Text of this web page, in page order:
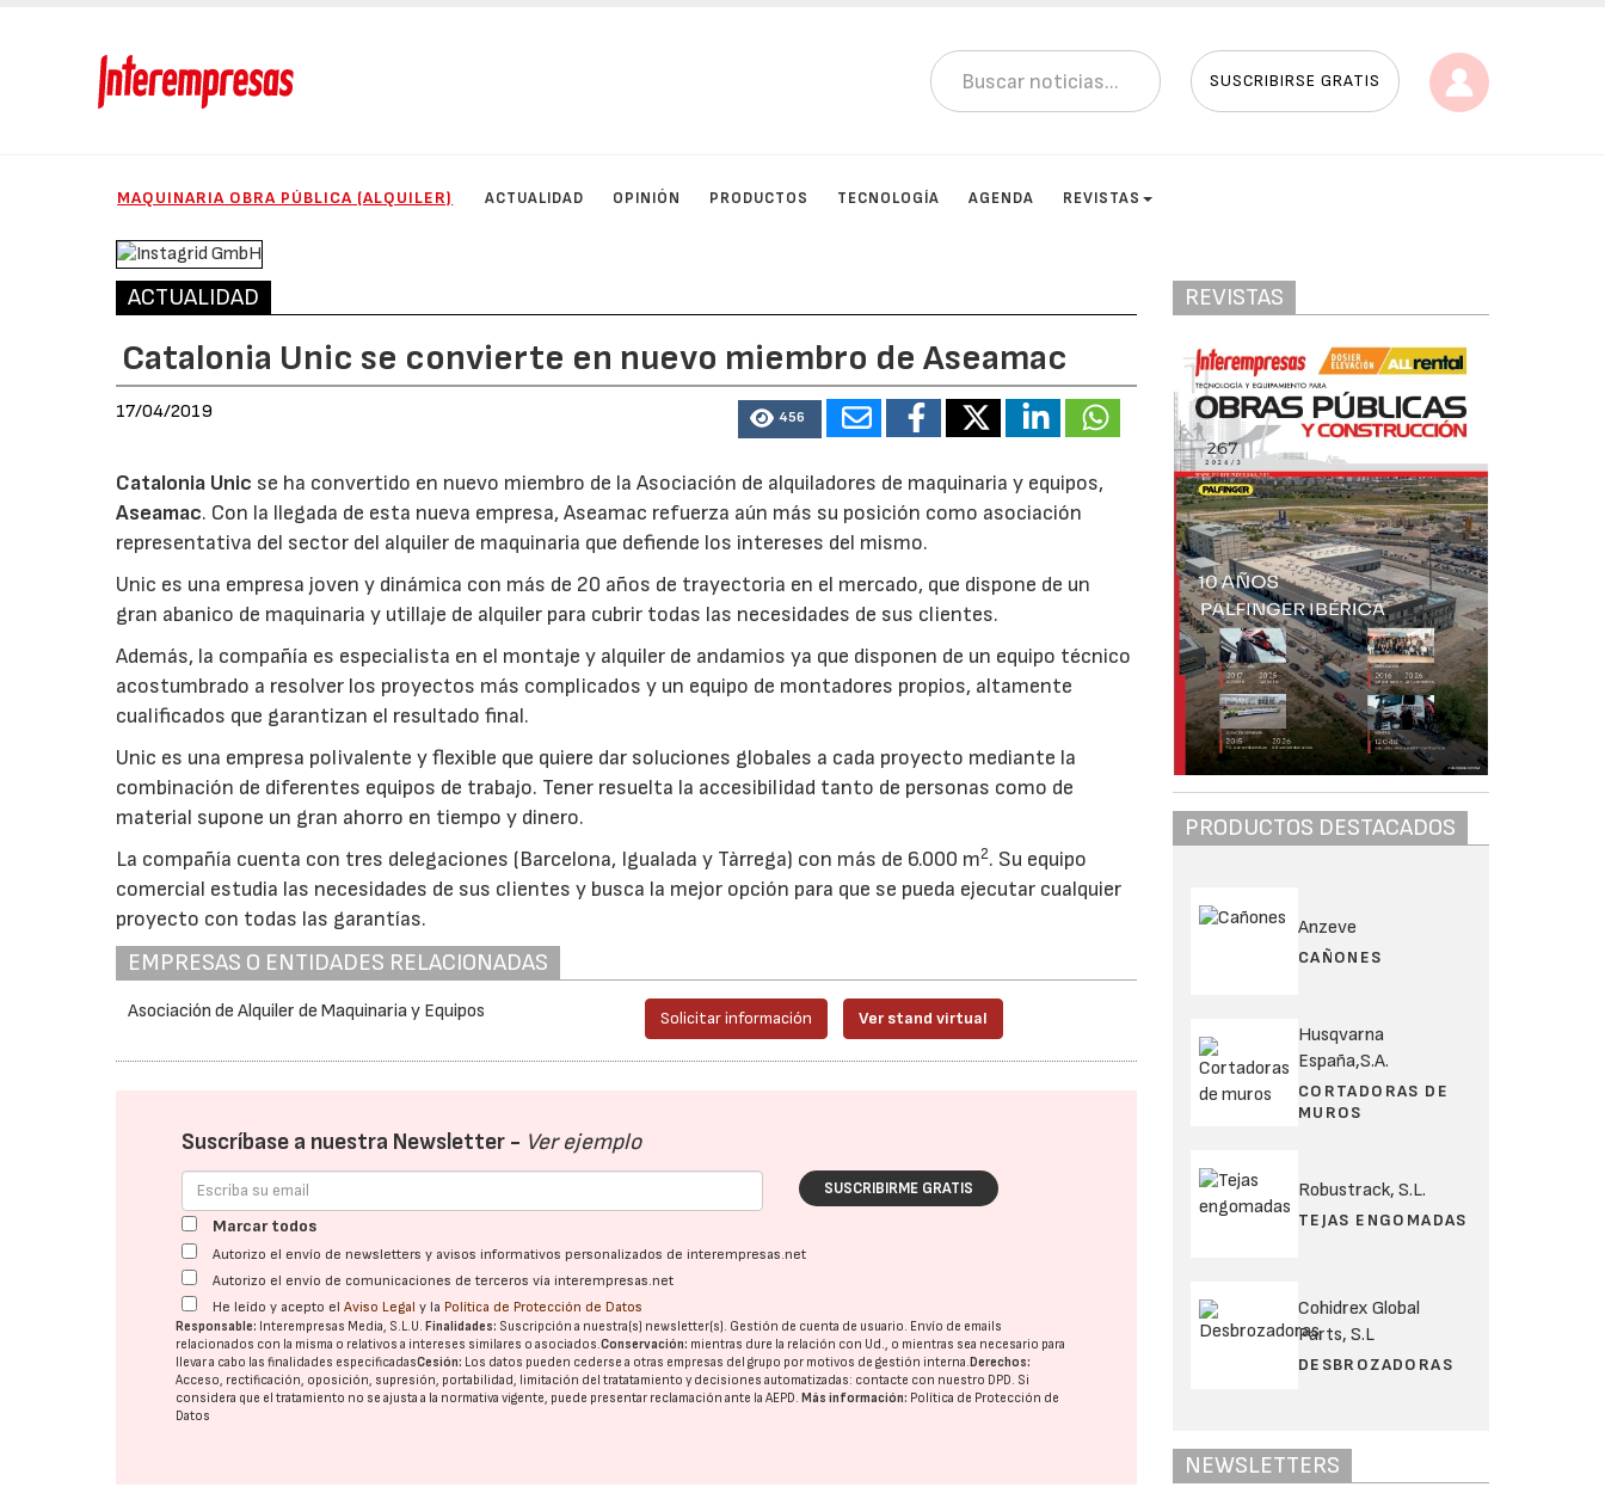
SUSCRIBIRSE GRATIS
MAQUINARIA OBRA PÚBLICA (ALQUILER) ACTUALIDAD OPINIÓN PRODUCTOS TECNOLOGÍA AGENDA REVISTAS
ACTUALIDAD
Catalonia Unic se convierte en nuevo miembro de Aseamac
17/04/2019 456
Catalonia Unic se ha convertido en nuevo miembro de la Asociación de alquiladores de maquinaria y equipos,
Aseamac. Con la llegada de esta nueva empresa, Aseamac refuerza aún más su posición como asociación
representativa del sector del alquiler de maquinaria que defiende los intereses del mismo.
Unic es una empresa joven y dinámica con más de 20 años de trayectoria en el mercado, que dispone de un
gran abanico de maquinaria y utillaje de alquiler para cubrir todas las necesidades de sus clientes.
Además, la compañía es especialista en el montaje y alquiler de andamios ya que disponen de un equipo técnico
acostumbrado a resolver los proyectos más complicados y un equipo de montadores propios, altamente
cualificados que garantizan el resultado final.
Unic es una empresa polivalente y flexible que quiere dar soluciones globales a cada proyecto mediante la
combinación de diferentes equipos de trabajo. Tener resuelta la accesibilidad tanto de personas como de
material supone un gran ahorro en tiempo y dinero.
La compañía cuenta con tres delegaciones (Barcelona, Igualada y Tàrrega) con más de 6.000 m2. Su equipo
comercial estudia las necesidades de sus clientes y busca la mejor opción para que se pueda ejecutar cualquier
proyecto con todas las garantías.
EMPRESAS O ENTIDADES RELACIONADAS
Asociación de Alquiler de Maquinaria y Equipos Solicitar información Ver stand virtual
Suscríbase a nuestra Newsletter - Ver ejemplo
SUSCRIBIRME GRATIS
Marcar todos
Autorizo el envío de newsletters y avisos informativos personalizados de interempresas.net
Autorizo el envío de comunicaciones de terceros vía interempresas.net
He leído y acepto elAviso Legal y la Política de Protección de Datos
Responsable: Interempresas Media, S.L.U.Finalidades: Suscripción a nuestra(s) newsletter(s). Gestión de cuenta de usuario. Envío de emails
relacionados con la misma o relativos a intereses similares o asociados.Conservación: mientras dure la relación con Ud., o mientras sea necesario para
llevar a cabo las finalidades especificadasCesión: Los datos pueden cederse a otras empresas del grupo por motivos de gestión interna.Derechos:
Acceso, rectificación, oposición, supresión, portabilidad, limitación del tratatamiento y decisiones automatizadas: contacte con nuestro DPD. Si
considera que el tratamiento no se ajusta a la normativa vigente, puede presentar reclamación ante laAEPD.Más información: Política de Protección de
Datos
REVISTAS
PRODUCTOS DESTACADOS
Anzeve
CAÑONES
Husqvarna
España,S.A.
CORTADORAS DE
MUROS
Robustrack, S.L.
TEJAS ENGOMADAS
Cohidrex Global
Parts, S.L
DESBROZADORAS
NEWSLETTERS